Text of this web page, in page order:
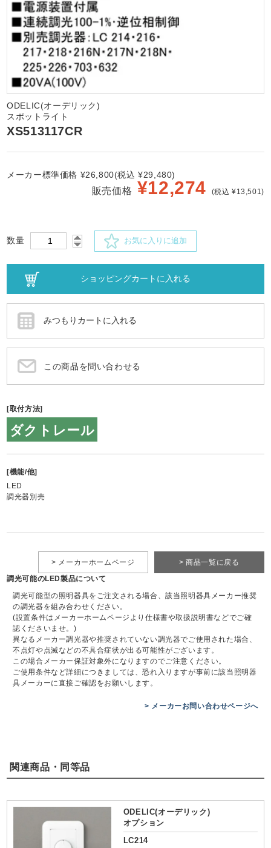
ODELIC(オーデリック)
スポットライト
XS513117CR
メーカー標準価格 ¥26,800(税込 ¥29,480)
販売価格 ¥12,274 (税込 ¥13,501)
数量 お気に入りに追加
この商品を問い合わせる
[取付方法]
ダクトレール
[機能/他]
LED
調光器別売
> 商品一覧に戻る
> メーカーホームページ
調光可能のLED製品について
調光可能型の照明器具をご注文される場合、該当照明器具メーカー推奨
の調光器を組み合わせください。
(設置条件はメーカーホームページより仕様書や取扱説明書などでご確
認くださいませ。)
異なるメーカー調光器や推奨されていない調光器でご使用された場合、
不点灯や点滅などの不具合症状が出る可能性がございます。
この場合メーカー保証対象外になりますのでご注意ください。
ご使用条件など詳細につきましては、恐れ入りますが事前に該当照明器
具メーカーに直接ご確認をお願いします。
> メーカーお問い合わせページへ
関連商品・同等品
ODELIC(オーデリック)
オプション
LC214